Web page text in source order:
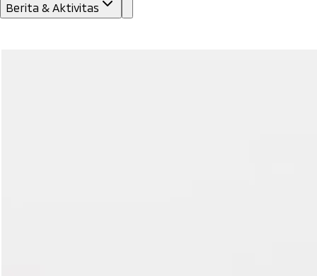
Berita & Aktivitas